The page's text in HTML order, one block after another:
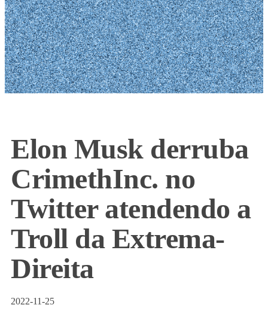
Elon Musk derruba
CrimethInc. no
Twitter atendendo a
Troll da Extrema-
Direita
2022-11-25